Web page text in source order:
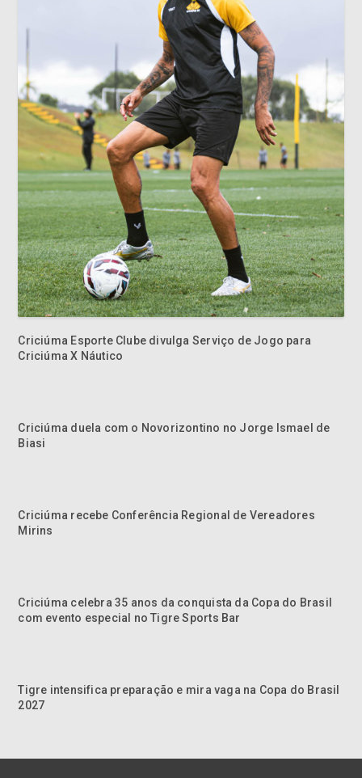
Criciúma Esporte Clube divulga Serviço de Jogo para
Criciúma X Náutico
Criciúma duela com o Novorizontino no Jorge Ismael de
Biasi
Criciúma recebe Conferência Regional de Vereadores
Mirins
Criciúma celebra 35 anos da conquista da Copa do Brasil
com evento especial no Tigre Sports Bar
Tigre intensifica preparação e mira vaga na Copa do Brasil
2027